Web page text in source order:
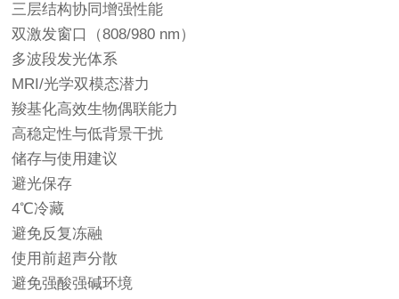
三层结构协同增强性能
双激发窗口（808/980 nm）
多波段发光体系
MRI/光学双模态潜力
羧基化高效生物偶联能力
高稳定性与低背景干扰
储存与使用建议
避光保存
4℃冷藏
避免反复冻融
使用前超声分散
避免强酸强碱环境